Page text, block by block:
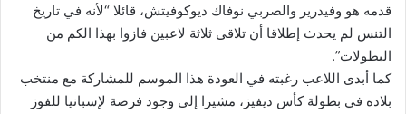
قدمه هو وفيدرير والصربي نوفاك ديوكوفيتش، قائلا “لأنه في تاريخ
التنس لم يحدث إطلاقا أن تلاقى ثلاثة لاعبين فازوا بهذا الكم من
البطولات”.
كما أبدى اللاعب رغبته في العودة هذا الموسم للمشاركة مع منتخب
بلاده في بطولة كأس ديفيز، مشيرا إلى وجود فرصة لإسبانيا للفوز